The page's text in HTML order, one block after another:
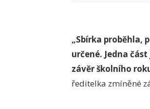
„Sbírka proběhla,
určené. Jedna
závěr školního
ředitelka zmíněné